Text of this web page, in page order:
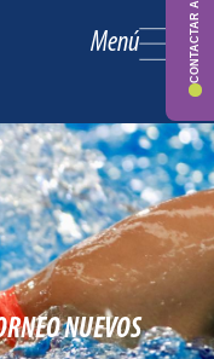
Menú
NUEVOS